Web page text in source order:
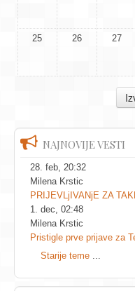
25 26 27
NAJNOVIJE VESTI
28. feb, 20:32
Milena Krstic
PRIJEVLjIVANjE ZA
1. dec, 02:48
Milena Krstic
Pristigle prve prijave za
Starije teme ...